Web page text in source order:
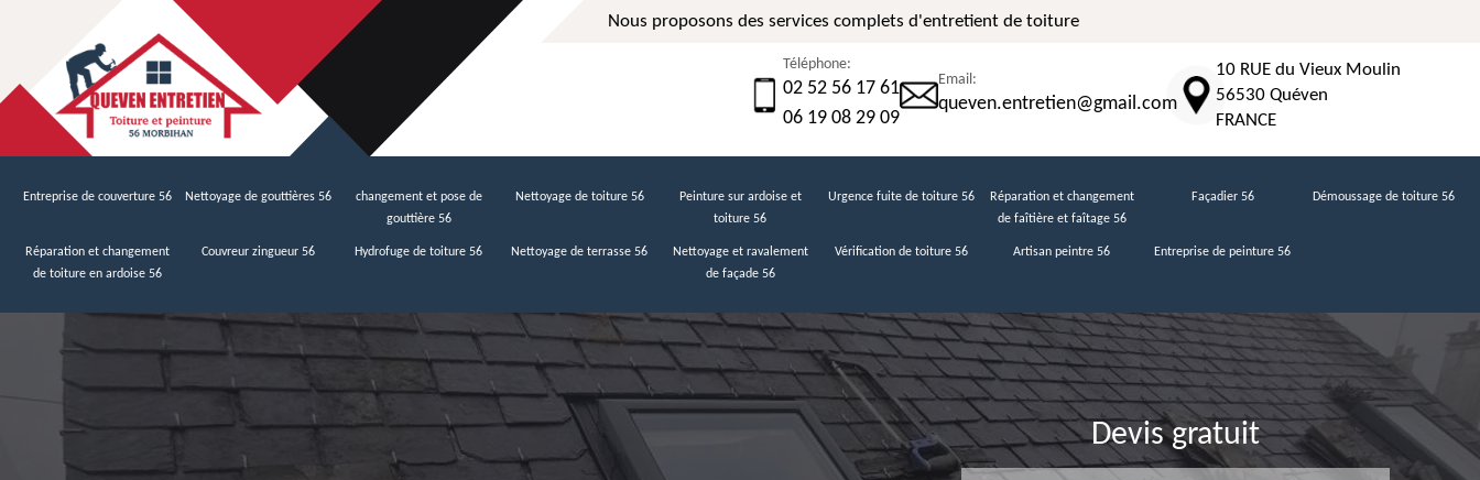
Nous proposons des services complets d'entretient de toiture
Téléphone:
02 52 56 17 61
06 19 08 29 09
Email:
queven.entretien@gmail.com
10 RUE du Vieux Moulin
56530 Quéven
FRANCE
Entreprise de couverture 56 Nettoyage de gouttières 56
changement et pose de
gouttière 56
Nettoyage de toiture 56
Peinture sur ardoise et
toiture 56
Urgence fuite de toiture 56
Réparation et changement
de faîtière et faîtage 56
Façadier 56 Démoussage de toiture 56
Réparation et changement
de toiture en ardoise 56
Couvreur zingueur 56 Hydrofuge de toiture 56 Nettoyage de terrasse 56
Nettoyage et ravalement
de façade 56
Vérification de toiture 56 Artisan peintre 56 Entreprise de peinture 56
Devis gratuit